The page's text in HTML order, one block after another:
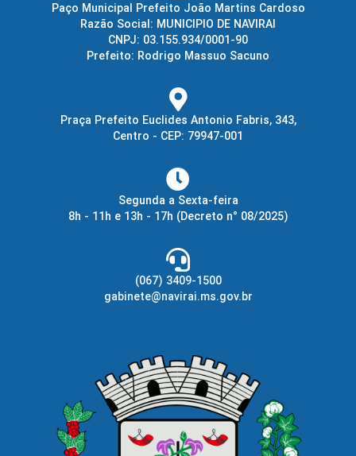
Paço Municipal Prefeito João Martins Cardoso
Razão Social: MUNICIPIO DE NAVIRAI
CNPJ: 03.155.934/0001-90
Prefeito: Rodrigo Massuo Sacuno
Praça Prefeito Euclides Antonio Fabris, 343,
Centro - CEP: 79947-001
Segunda a Sexta-feira
8h - 11h e 13h - 17h (Decreto n° 08/2025)
(067) 3409-1500
gabinete@navirai.ms.gov.br